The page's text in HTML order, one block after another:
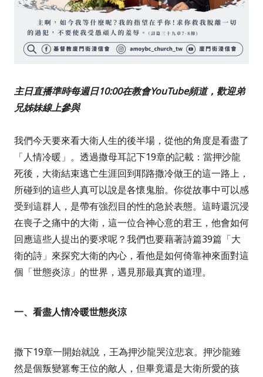
主日直播準時每週日10:00在教會YouTube頻道，歡迎弟
兄姊妹線上參與
我們今天要來看大衛人生的後半場，從他的角度是看盡了
「人情冷暖」。透過撒母耳記下19章的記載：當押沙龍
死後，大衛結束逃亡生涯回到耶路撒冷做王的這一路上，
所碰到的這些人真可以說是各懷鬼胎。你從故事中可以感
受到這群人，是帶有強烈目的性的急於表態。這時還沉浸
在喪子之痛中的大衛，這一位合神心意的君王，他會如何
回應這些人提出的要求呢？我們也要藉著詩篇39篇「大
衛的詩」來探究大衛的內心，看他是如何倚靠神來面對這
個「世態炎涼」的世界，遇見那最真實的道理。
一、看盡人情冷暖世態炎涼
撒下19章一開始就說，王為押沙龍哭泣悲哀。押沙龍雖
然是個叛變篡奪王位的敵人，但畢竟還是大衛所愛的孩